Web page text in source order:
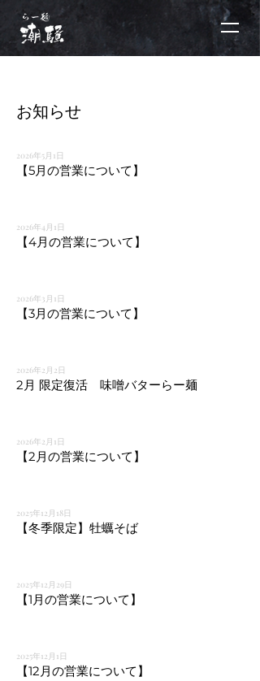
お知らせ
2026年5月1日
【5月の営業について】
2026年4月1日
【4月の営業について】
2026年3月1日
【3月の営業について】
2026年2月2日
2月 限定復活 味噌バターらー麺
2026年2月1日
【2月の営業について】
2025年12月18日
【冬季限定】牡蠣そば
2025年12月29日
【1月の営業について】
2025年12月1日
【12月の営業について】